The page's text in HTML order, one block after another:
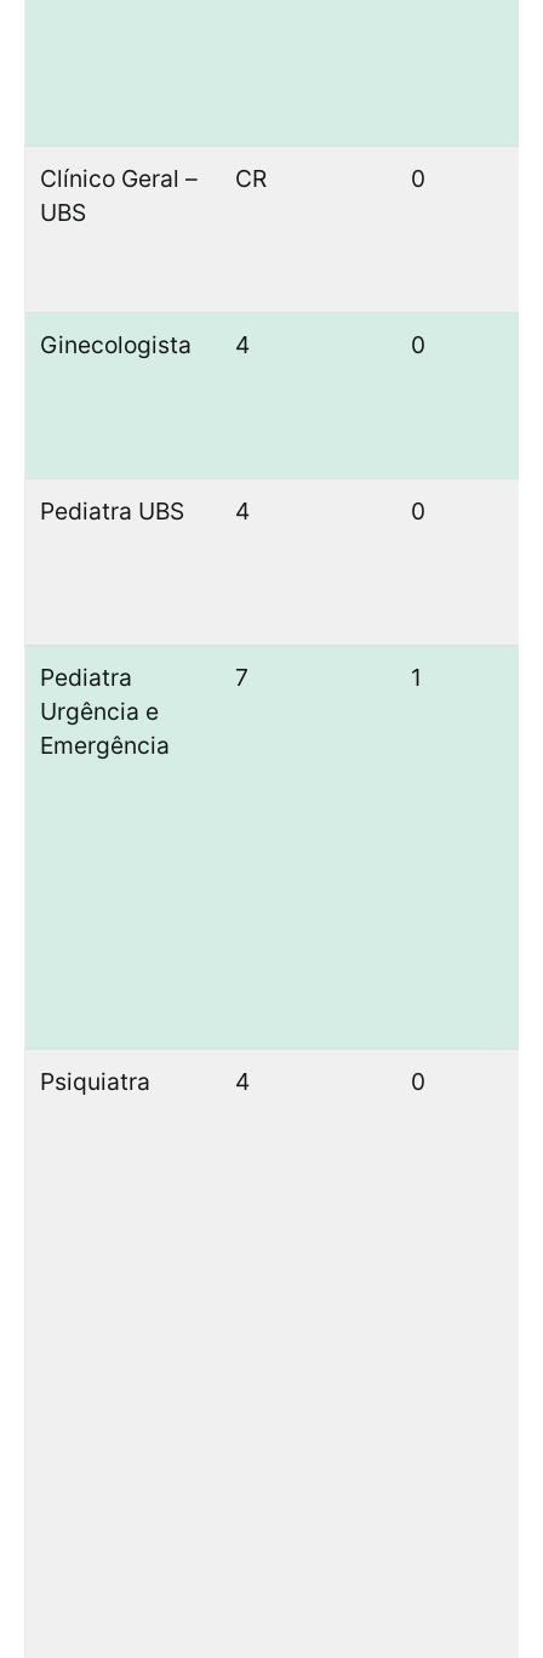
Clínico Geral –
UBS
CR 0
Ginecologista 4 0
Pediatra UBS 4 0
Pediatra
Urgência e
Emergência
7 1
Psiquiatra 4 0